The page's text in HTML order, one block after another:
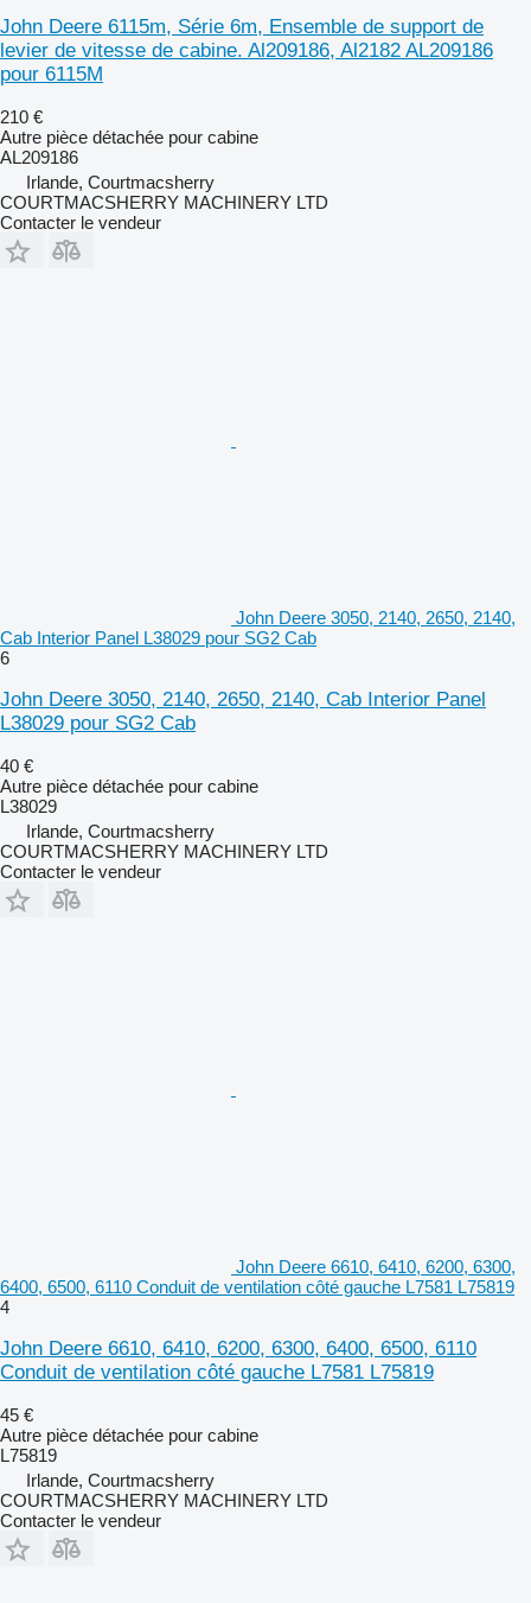
John Deere 6115m, Série 6m, Ensemble de support de
levier de vitesse de cabine. Al209186, Al2182 AL209186
pour 6115M
210 €
Autre pièce détachée pour cabine
AL209186
Irlande, Courtmacsherry
COURTMACSHERRY MACHINERY LTD
Contacter le vendeur
John Deere 3050, 2140, 2650, 2140,
Cab Interior Panel L38029 pour SG2 Cab
6
John Deere 3050, 2140, 2650, 2140, Cab Interior Panel
L38029 pour SG2 Cab
40 €
Autre pièce détachée pour cabine
L38029
Irlande, Courtmacsherry
COURTMACSHERRY MACHINERY LTD
Contacter le vendeur
John Deere 6610, 6410, 6200, 6300,
6400, 6500, 6110 Conduit de ventilation côté gauche L7581 L75819
4
John Deere 6610, 6410, 6200, 6300, 6400, 6500, 6110
Conduit de ventilation côté gauche L7581 L75819
45 €
Autre pièce détachée pour cabine
L75819
Irlande, Courtmacsherry
COURTMACSHERRY MACHINERY LTD
Contacter le vendeur